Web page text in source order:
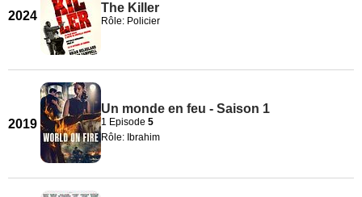
2024
The Killer
Rôle: Policier
2019
Un monde en feu - Saison 1
1 Episode 5
Rôle: Ibrahim